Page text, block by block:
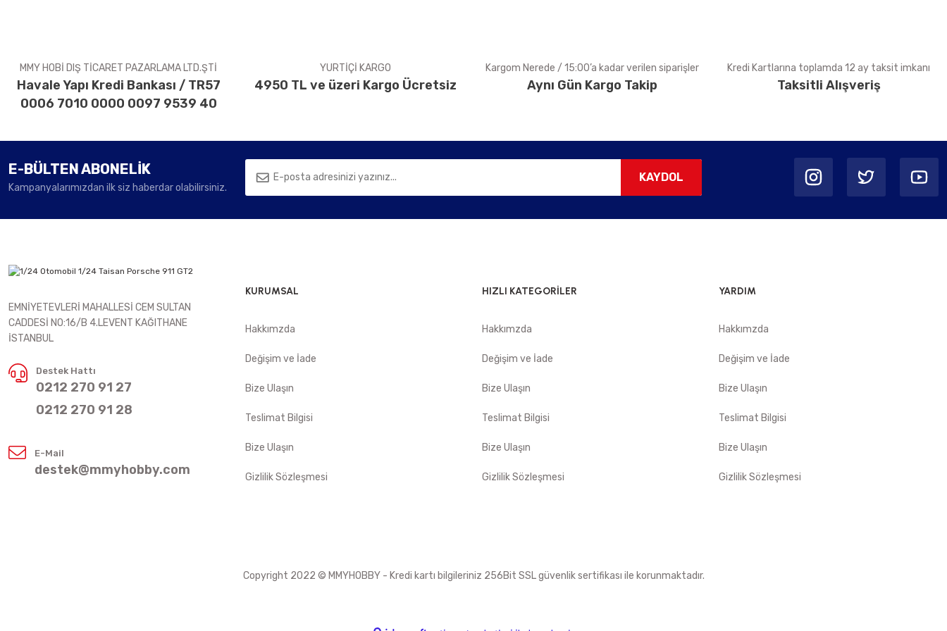
MMY HOBİ DIŞ TİCARET PAZARLAMA LTD.ŞTİ
Havale Yapı Kredi Bankası / TR57
0006 7010 0000 0097 9539 40
YURTİÇİ KARGO
4950 TL ve üzeri Kargo Ücretsiz
Kargom Nerede / 15:00’a kadar verilen siparişler
Aynı Gün Kargo Takip
Kredi Kartlarına toplamda 12 ay taksit imkanı
Taksitli Alışveriş
E-BÜLTEN ABONELİK
Kampanyalarımızdan ilk siz haberdar olabilirsiniz.
KAYDOL
EMNİYETEVLERİ MAHALLESİ CEM SULTAN
CADDESİ NO:16/B 4.LEVENT KAĞITHANE
İSTANBUL
Destek Hattı
0212 270 91 27
0212 270 91 28
E-Mail
destek@mmyhobby.com
KURUMSAL
Hakkımzda
Değişim ve İade
Bize Ulaşın
Teslimat Bilgisi
Bize Ulaşın
Gizlilik Sözleşmesi
HIZLI KATEGORİLER
Hakkımzda
Değişim ve İade
Bize Ulaşın
Teslimat Bilgisi
Bize Ulaşın
Gizlilik Sözleşmesi
YARDIM
Hakkımzda
Değişim ve İade
Bize Ulaşın
Teslimat Bilgisi
Bize Ulaşın
Gizlilik Sözleşmesi
Copyright 2022 © MMYHOBBY - Kredi kartı bilgileriniz 256Bit SSL güvenlik sertifikası ile korunmaktadır.